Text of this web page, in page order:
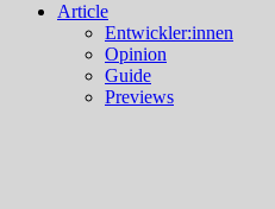
Article
Entwickler:innen
Opinion
Guide
Previews